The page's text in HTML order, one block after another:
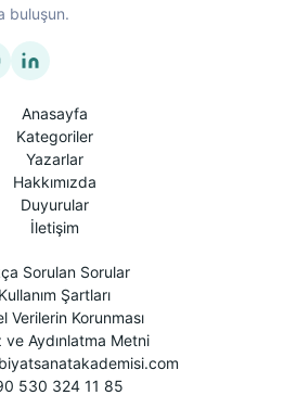
buluşun.
Anasayfa
Kategoriler
Yazarlar
Hakkımızda
Duyurular
İletişim
Sorulan Sorular
Kullanım Şartları
Verilerin Korunması
ve Aydınlatma Metni
530 324 11 85